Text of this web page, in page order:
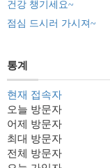
건강 챙기세요~
점심 드시러 가시져~
통계
현재 접속자
오늘 방문자
어제 방문자
최대 방문자
전체 방문자